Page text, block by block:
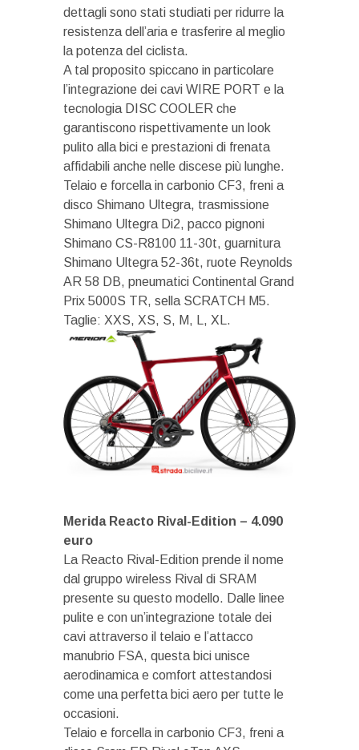
dettagli sono stati studiati per ridurre la
resistenza dell’aria e trasferire al meglio
la potenza del ciclista.
A tal proposito spiccano in particolare
l’integrazione dei cavi WIRE PORT e la
tecnologia DISC COOLER che
garantiscono rispettivamente un look
pulito alla bici e prestazioni di frenata
affidabili anche nelle discese più lunghe.
Telaio e forcella in carbonio CF3, freni a
disco Shimano Ultegra, trasmissione
Shimano Ultegra Di2, pacco pignoni
Shimano CS-R8100 11-30t, guarnitura
Shimano Ultegra 52-36t, ruote Reynolds
AR 58 DB, pneumatici Continental Grand
Prix 5000S TR, sella SCRATCH M5.
Taglie: XXS, XS, S, M, L, XL.
Merida Reacto Rival-Edition – 4.090
euro
La Reacto Rival-Edition prende il nome
dal gruppo wireless Rival di SRAM
presente su questo modello. Dalle linee
pulite e con un’integrazione totale dei
cavi attraverso il telaio e l’attacco
manubrio FSA, questa bici unisce
aerodinamica e comfort attestandosi
come una perfetta bici aero per tutte le
occasioni.
Telaio e forcella in carbonio CF3, freni a